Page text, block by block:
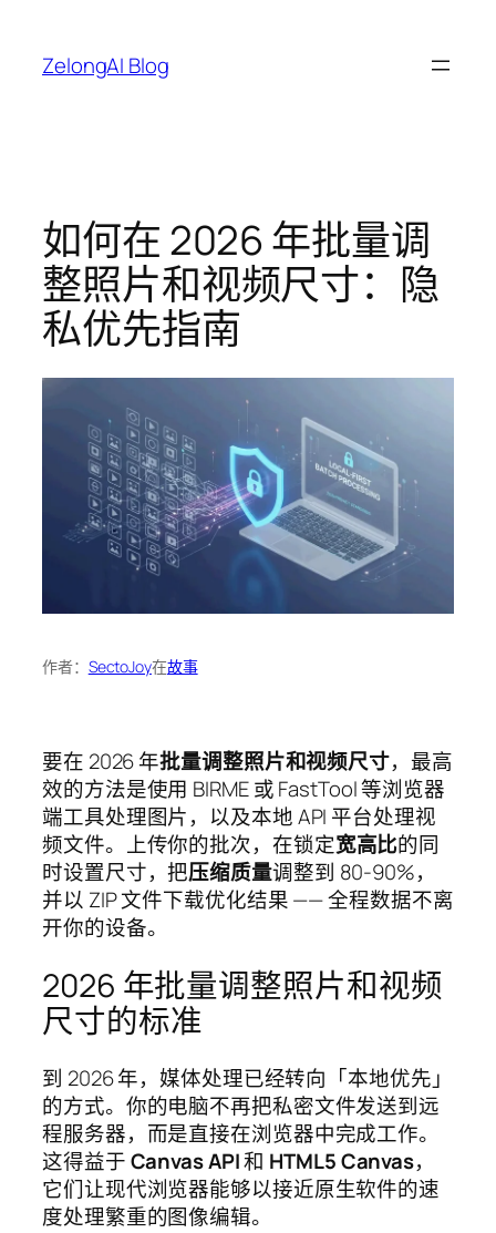
ZelongAI Blog
如何在 2026 年批量调
整照片和视频尺寸：隐
私优先指南
作者： SectoJoy在故事
要在 2026 年批量调整照片和视频尺寸，最高
效的方法是使用 BIRME 或 FastTool 等浏览器
端工具处理图片，以及本地 API 平台处理视
频文件。上传你的批次，在锁定宽高比的同
时设置尺寸，把压缩质量调整到 80-90%，
并以 ZIP 文件下载优化结果 —— 全程数据不离
开你的设备。
2026 年批量调整照片和视频
尺寸的标准
到 2026 年，媒体处理已经转向「本地优先」
的方式。你的电脑不再把私密文件发送到远
程服务器，而是直接在浏览器中完成工作。
这得益于Canvas API和 HTML5 Canvas，
它们让现代浏览器能够以接近原生软件的速
度处理繁重的图像编辑。